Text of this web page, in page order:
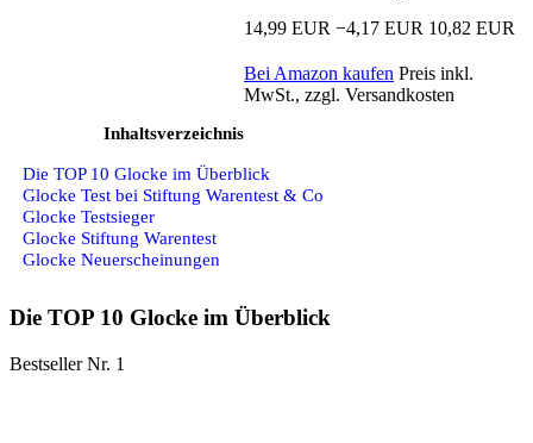
14,99 EUR −4,17 EUR 10,82 EUR
Bei Amazon kaufen Preis inkl.
MwSt., zzgl. Versandkosten
Inhaltsverzeichnis
Die TOP 10 Glocke im Überblick
Glocke Test bei Stiftung Warentest & Co
Glocke Testsieger
Glocke Stiftung Warentest
Glocke Neuerscheinungen
Die TOP 10 Glocke im Überblick
Bestseller Nr. 1